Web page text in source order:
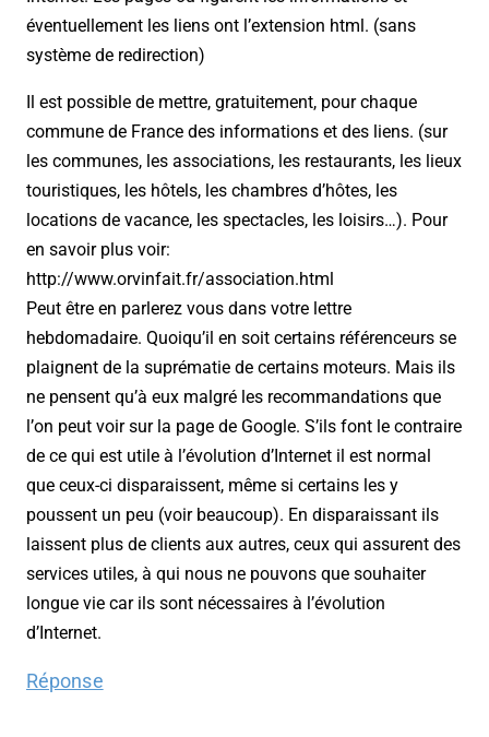
éventuellement les liens ont l’extension html. (sans
système de redirection)
Il est possible de mettre, gratuitement, pour chaque
commune de France des informations et des liens. (sur
les communes, les associations, les restaurants, les lieux
touristiques, les hôtels, les chambres d’hôtes, les
locations de vacance, les spectacles, les loisirs…). Pour
en savoir plus voir:
http://www.orvinfait.fr/association.html
Peut être en parlerez vous dans votre lettre
hebdomadaire. Quoiqu’il en soit certains référenceurs se
plaignent de la suprématie de certains moteurs. Mais ils
ne pensent qu’à eux malgré les recommandations que
l’on peut voir sur la page de Google. S’ils font le contraire
de ce qui est utile à l’évolution d’Internet il est normal
que ceux-ci disparaissent, même si certains les y
poussent un peu (voir beaucoup). En disparaissant ils
laissent plus de clients aux autres, ceux qui assurent des
services utiles, à qui nous ne pouvons que souhaiter
longue vie car ils sont nécessaires à l’évolution
d’Internet.
Réponse